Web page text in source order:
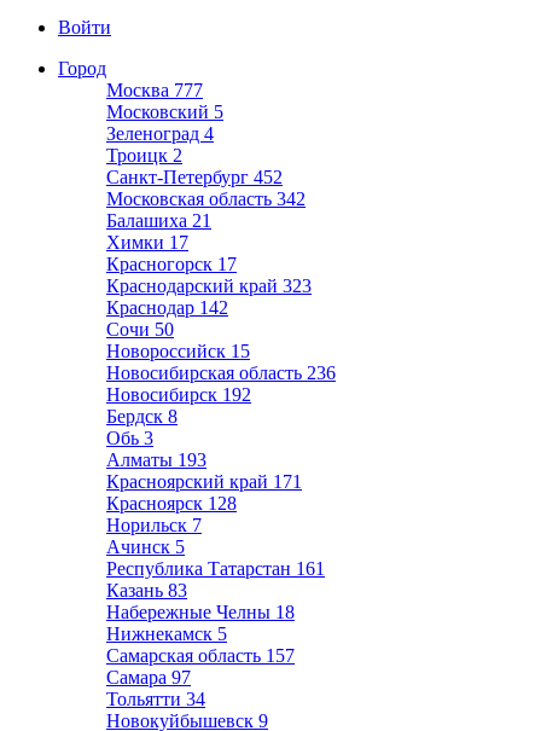
Войти
Город
Москва 777
Московский 5
Зеленоград 4
Троицк 2
Санкт-Петербург 452
Московская область 342
Балашиха 21
Химки 17
Красногорск 17
Краснодарский край 323
Краснодар 142
Сочи 50
Новороссийск 15
Новосибирская область 236
Новосибирск 192
Бердск 8
Обь 3
Алматы 193
Красноярский край 171
Красноярск 128
Норильск 7
Ачинск 5
Республика Татарстан 161
Казань 83
Набережные Челны 18
Нижнекамск 5
Самарская область 157
Самара 97
Тольятти 34
Новокуйбышевск 9